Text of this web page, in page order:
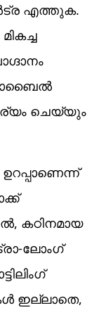
എത്തുക.
ചെയ്യും
കഠിനമായ
ലോംഗ്
ഇല്ലാതെ,